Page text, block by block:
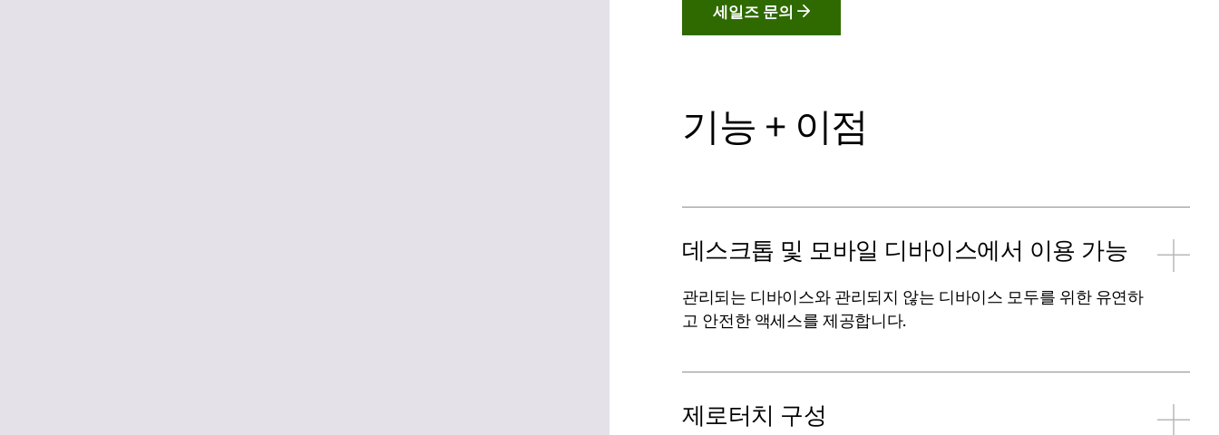
세일즈 문의
기능 + 이점
데스크톱 및 모바일 디바이스에서 이용 가능
관리되는 디바이스와 관리되지 않는 디바이스 모두를 위한 유연하
고 안전한 액세스를 제공합니다.
제로터치 구성